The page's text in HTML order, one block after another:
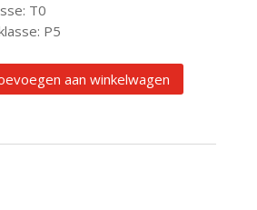
T0
P5
aan winkelwagen